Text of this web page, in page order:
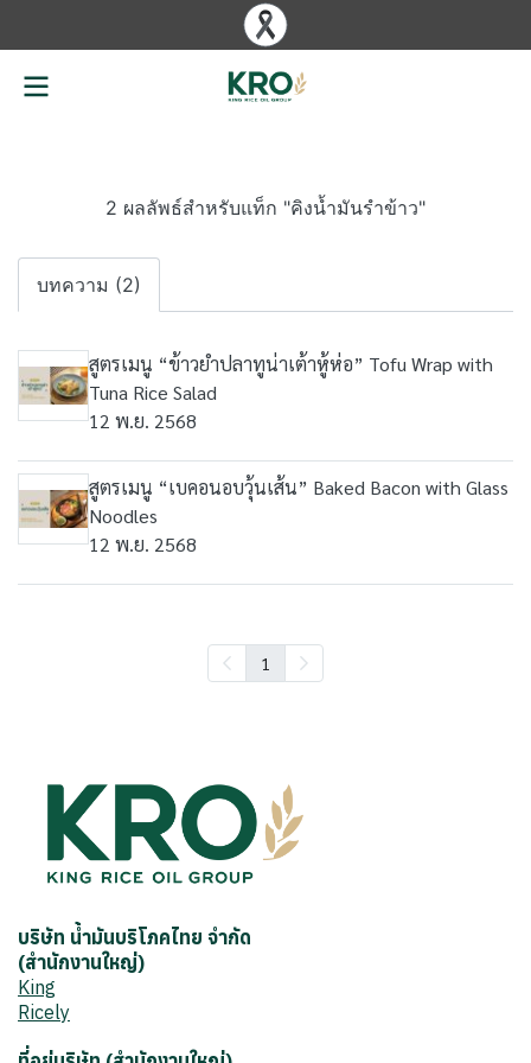
2 ผลลัพธ์สำหรับแท็ก "คิงน้ำมันรำข้าว"
บทความ (2)
สูตรเมนู “ข้าวยำปลาทูน่าเต้าหู้ห่อ” Tofu Wrap with
Tuna Rice Salad
12 พ.ย. 2568
สูตรเมนู “เบคอนอบวุ้นเส้น” Baked Bacon with Glass
Noodles
12 พ.ย. 2568
1
บริษัท น้ำมันบริโภคไทย จำกัด
(สำนักงานใหญ่)
King
Ricely